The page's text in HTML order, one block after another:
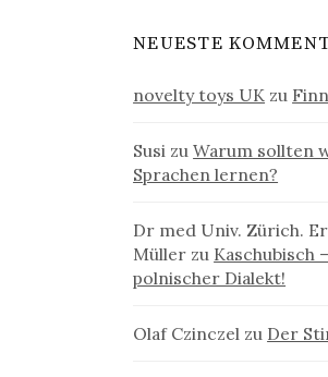
NEUESTE
novelty toys UK zu
Susi zuWarum sollten
Sprachen lernen?
Dr med Univ. Zürich.
Müller zu Kaschubisch
polnischer Dialekt!
Olaf Czinczel zu Der